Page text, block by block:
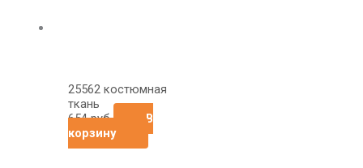
25562 костюмная
ткань
654руб
В
корзину